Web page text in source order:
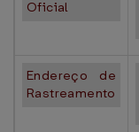
Oficial
Endereço de
Rastreamento